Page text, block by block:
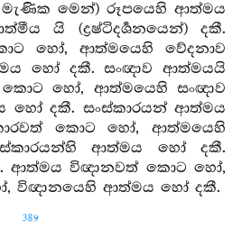
මෙන්) රූපයෙහි ආත්මය
යි (ද්‍රෂ්ටිදර්‍ශනයෙන්) දකී.
හෝ, ආත්මයෙහි වේදනාව
හෝ දකී. සංඥාව ආත්මයයි
හෝ, ආත්මයෙහි සංඥාව
හෝ දකී. සංස්කාරයන් ආත්මය
කොට හෝ, ආත්මයෙහි
ආත්මය හෝ දකී.
ආත්මය විඥානවත් කොට හෝ,
විඥානයෙහි ආත්මය හෝ දකී.
389